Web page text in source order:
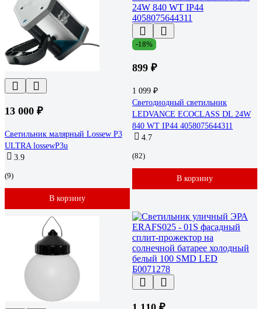
13 000 ₽
Светильник малярный Lossew Р3
ULTRA lossewP3u
3.9
(9)
В корзину
-18%
899 ₽
1 099 ₽
Светодиодный светильник
LEDVANCE ECOCLASS DL 24W
840 WT IP44 4058075644311
4.7
(82)
В корзину